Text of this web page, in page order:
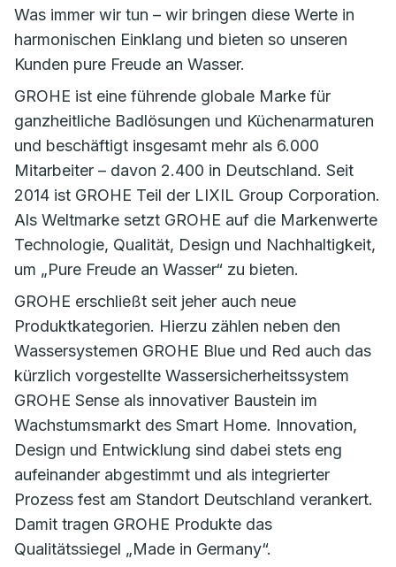
Was immer wir tun – wir bringen diese Werte in
harmonischen Einklang und bieten so unseren
Kunden pure Freude an Wasser.
GROHE ist eine führende globale Marke für
ganzheitliche Badlösungen und Küchenarmaturen
und beschäftigt insgesamt mehr als 6.000
Mitarbeiter – davon 2.400 in Deutschland. Seit
2014 ist GROHE Teil der LIXIL Group Corporation.
Als Weltmarke setzt GROHE auf die Markenwerte
Technologie, Qualität, Design und Nachhaltigkeit,
um „Pure Freude an Wasser“ zu bieten.
GROHE erschließt seit jeher auch neue
Produktkategorien. Hierzu zählen neben den
Wassersystemen GROHE Blue und Red auch das
kürzlich vorgestellte Wassersicherheitssystem
GROHE Sense als innovativer Baustein im
Wachstumsmarkt des Smart Home. Innovation,
Design und Entwicklung sind dabei stets eng
aufeinander abgestimmt und als integrierter
Prozess fest am Standort Deutschland verankert.
Damit tragen GROHE Produkte das
Qualitätssiegel „Made in Germany“.